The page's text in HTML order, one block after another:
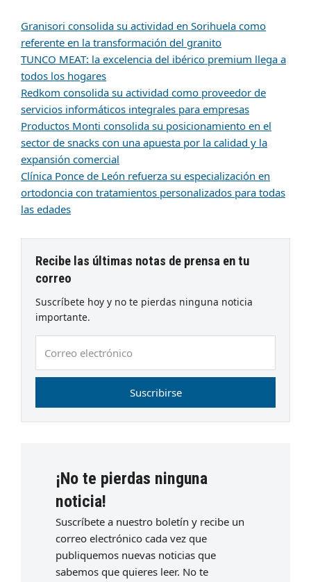
Granisori consolida su actividad en Sorihuela como
referente en la transformación del granito
TUNCO MEAT: la excelencia del ibérico premium llega a
todos los hogares
Redkom consolida su actividad como proveedor de
servicios informáticos integrales para empresas
Productos Monti consolida su posicionamiento en el
sector de snacks con una apuesta por la calidad y la
expansión comercial
Clínica Ponce de León refuerza su especialización en
ortodoncia con tratamientos personalizados para todas
las edades
Recibe las últimas notas de prensa en tu
correo
Suscríbete hoy y no te pierdas ninguna noticia
importante.
electrónico
Suscribirse
¡No te pierdas ninguna
noticia!
Suscríbete a nuestro boletín y recibe un
correo electrónico cada vez que
publiquemos nuevas noticias que
sabemos que quieres leer. No te